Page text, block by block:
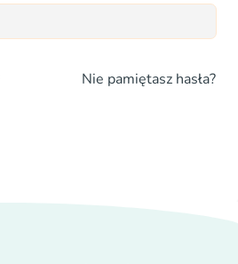
Nie pamiętasz hasła?